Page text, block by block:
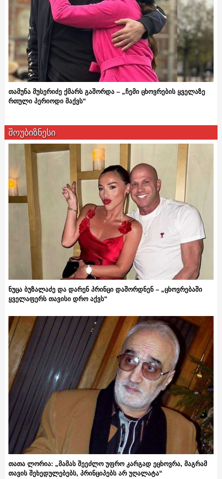
თამუნა მუსერიძე ქმარს გაშორდა – „ჩემი ცხოვრების ყველაზე
რთული პერიოდი მაქვს“
შოუბიზნესი
ნუცა ბუზალაძე და დარენ პრინცი დაშორდნენ – „ცხოვრებაში
ყველაფერს თავისი დრო აქვს“
თათა ლორია: „მამას შეეძლო უფრო კარგად ეცხოვრა, მაგრამ
თავის შეხედულებებს, პრინციპებს არ უღალატა“